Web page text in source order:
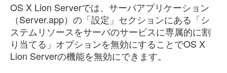
OS X Lion Serverでは、サーバアプリケーション
（Server.app）の「設定」セクションにある「シ
ステムリソースをサーバのサービスに専属的に割
り当てる」オプションを無効にすることでOS X
Lion Serverの機能を無効にできます。